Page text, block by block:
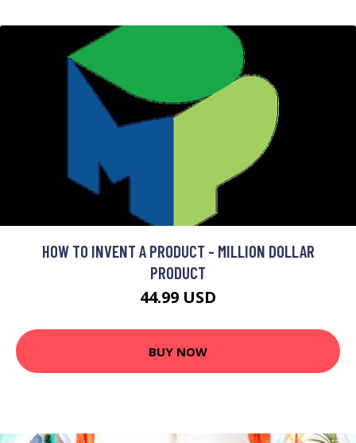
HOW TO INVENT A PRODUCT - MILLION DOLLAR
PRODUCT
44.99 USD
BUY NOW